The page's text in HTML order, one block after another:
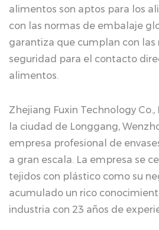
alimentos son aptos para los
con las normas de embalaje
garantiza que cumplan con las
seguridad para el contacto
alimentos.
Zhejiang Fuxin Technology
la ciudad de Longgang,
empresa profesional de
a gran escala. La empresa se
tejidos con plástico como su
acumulado un rico
industria con 23 años de